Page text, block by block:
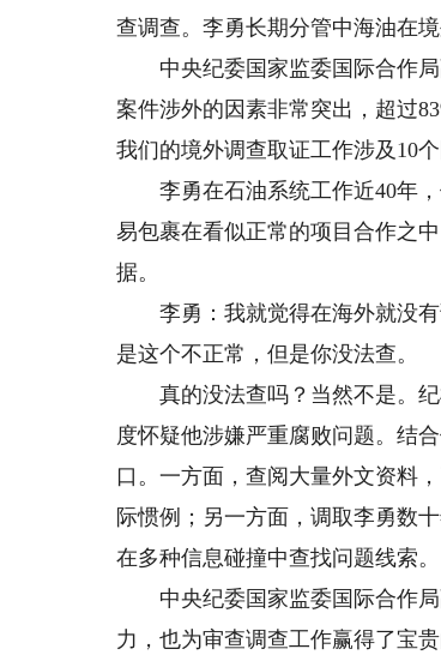
查调查。李勇长期分管中海油在
中央纪委国家监委国际合作局
案件涉外的因素非常突出，超过
我们的境外调查取证工作涉及10个
李勇在石油系统工作近40年，
易包裹在看似正常的项目合作之
据。
李勇：我就觉得在海外就没有
是这个不正常，但是你没法查。
真的没法查吗？当然不是。纪
度怀疑他涉嫌严重腐败问题。结
口。一方面，查阅大量外文资料
际惯例；另一方面，调取李勇数
在多种信息碰撞中查找问题线索。
中央纪委国家监委国际合作局
力，也为审查调查工作赢得了宝